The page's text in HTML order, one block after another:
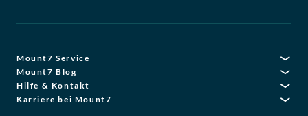
Mount7 Service
Mount7 Blog
Hilfe & Kontakt
Karriere bei Mount7